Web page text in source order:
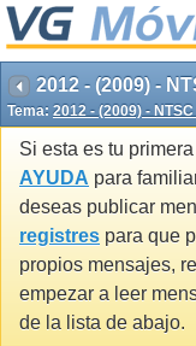
Tema: 2012 - (2009) -
Si esta es tu
AYUDA para
deseas publicar
registres para que
propios mensajes,
empezar a leer
de la lista de abajo.